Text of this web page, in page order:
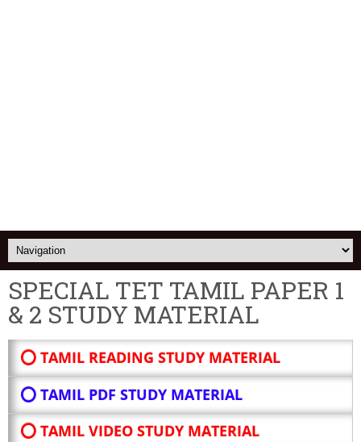
SPECIAL TET TAMIL PAPER 1
& 2 STUDY MATERIAL
⭕ TAMIL READING STUDY MATERIAL
⭕ TAMIL PDF STUDY MATERIAL
⭕ TAMIL VIDEO STUDY MATERIAL